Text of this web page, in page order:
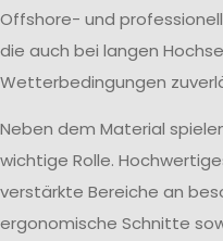
Offshore- und
die auch bei langen
Wetterbedingungen
Neben dem Material
wichtige Rolle.
verstärkte Bereiche an
ergonomische Schnitte